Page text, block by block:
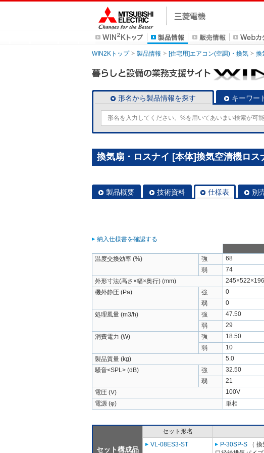
WIN2Kトップ 製品情報 [住宅用]エアコン(空調)・換気 換
形名から製品情報を探す キーワー
換気扇・ロスナイ [本体]換気空清機ロス
製品概要 技術資料 仕様表 別
納入仕様書を確認する
温度交換効率 (%)
強 68
弱
74
外形寸法(高さ×幅×奥行) (mm)
245×522×196
機外静圧 (Pa)
強 0
弱
0
処理風量 (m3/h)
強 47.50
弱
29
消費電力 (W)
強 18.50
弱
10
製品質量 (kg)
5.0
騒音<SPL> (dB)
強 32.50
弱
21
電圧 (V)
100V
電源 (φ)
単相
セット構成品
セット形名
VL-08ES3-ST
P-30SP-S （